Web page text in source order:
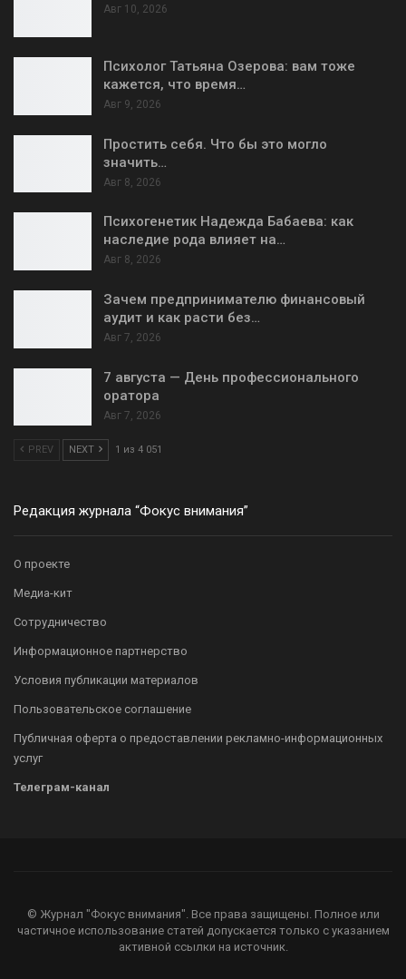
Авг 10, 2026
Психолог Татьяна Озерова: вам тоже
кажется, что время…
Авг 9, 2026
Простить себя. Что бы это могло
значить…
Авг 8, 2026
Психогенетик Надежда Бабаева: как
наследие рода влияет на…
Авг 8, 2026
Зачем предпринимателю финансовый
аудит и как расти без…
Авг 7, 2026
7 августа — День профессионального
оратора
Авг 7, 2026
PREV NEXT 1 из 4 051
Редакция журнала “Фокус внимания”
О проекте
Медиа-кит
Сотрудничество
Информационное партнерство
Условия публикации материалов
Пользовательское соглашение
Публичная оферта о предоставлении рекламно-информационных
услуг
Телеграм-канал
© Журнал "Фокус внимания". Все права защищены. Полное или
частичное использование статей допускается только с указанием
активной ссылки на источник.